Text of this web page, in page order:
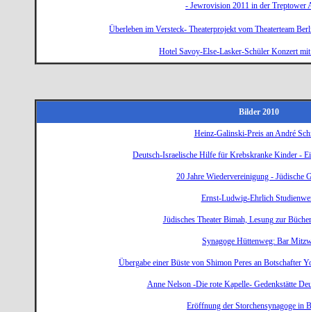
- Jewrovision 2011 in der Treptower
Überleben im Versteck- Theaterprojekt vom Theaterteam
Hotel Savoy-Else-Lasker-Schüler Konzert
Bilder 2010
Heinz-Galinski-Preis an André
Deutsch-Israelische Hilfe für Krebskranke Kinder -
20 Jahre Wiedervereinigung - Jüdische
Ernst-Ludwig-Ehrlich
Jüdisches Theater Bimah, Lesung zur
Synagoge Hüttenweg: Bar
Übergabe einer Büste von Shimon Peres an Botschafter
Anne Nelson -Die rote Kapelle- Gedenkstätte
Eröffnung der Storchensynagoge in